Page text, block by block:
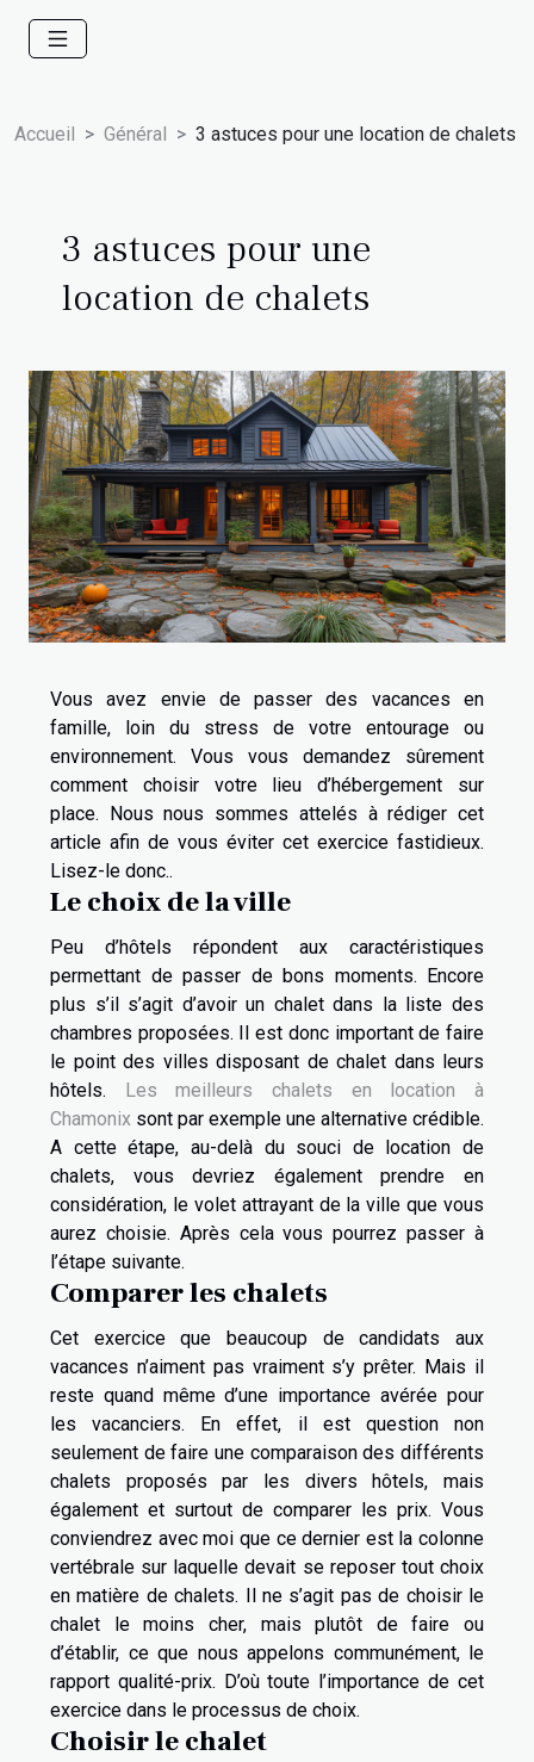
Accueil Général 3 astuces pour une location de chalets
3 astuces pour une
location de chalets
Vous avez envie de passer des vacances en
famille, loin du stress de votre entourage ou
environnement. Vous vous demandez sûrement
comment choisir votre lieu d’hébergement sur
place. Nous nous sommes attelés à rédiger cet
article afin de vous éviter cet exercice fastidieux.
Lisez-le donc..
Le choix de la ville
Peu d’hôtels répondent aux caractéristiques
permettant de passer de bons moments. Encore
plus s’il s’agit d’avoir un chalet dans la liste des
chambres proposées. Il est donc important de faire
le point des villes disposant de chalet dans leurs
hôtels.
Les meilleurs chalets en location à
Chamonix sont par exemple une alternative crédible.
A cette étape, au-delà du souci de location de
chalets, vous devriez également prendre en
considération, le volet attrayant de la ville que vous
aurez choisie. Après cela vous pourrez passer à
l’étape suivante.
Comparer les chalets
Cet exercice que beaucoup de candidats aux
vacances n’aiment pas vraiment s’y prêter. Mais il
reste quand même d’une importance avérée pour
les vacanciers. En effet, il est question non
seulement de faire une comparaison des différents
chalets proposés par les divers hôtels, mais
également et surtout de comparer les prix. Vous
conviendrez avec moi que ce dernier est la colonne
vertébrale sur laquelle devait se reposer tout choix
en matière de chalets. Il ne s’agit pas de choisir le
chalet le moins cher, mais plutôt de faire ou
d’établir, ce que nous appelons communément, le
rapport qualité-prix. D’où toute l’importance de cet
exercice dans le processus de choix.
Choisir le chalet